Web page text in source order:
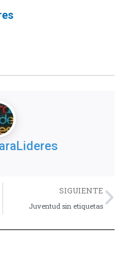
SIGUIENTE
Juventud sin etiquetas